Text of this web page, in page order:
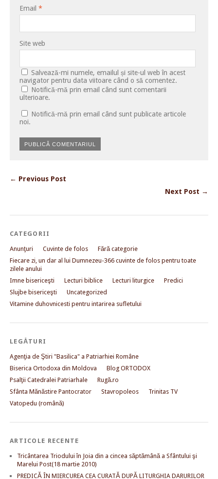
Email *
Site web
Salvează-mi numele, emailul și site-ul web în acest
navigator pentru data viitoare când o să comentez.
Notifică-mă prin email când sunt comentarii
ulterioare.
Notifică-mă prin email când sunt publicate articole
noi.
← Previous Post
Next Post →
CATEGORII
Anunţuri Cuvinte de folos
Fără categorie
Fiecare zi, un dar al lui Dumnezeu-366 cuvinte de folos pentru toate
zilele anului
Imne bisericeşti
Lecturi biblice Lecturi liturgice
Predici
Slujbe bisericeşti
Uncategorized
Vitamine duhovnicesti pentru intarirea sufletului
LEGĂTURI
Agenţia de Ştiri "Basilica" a Patriarhiei Române
Biserica Ortodoxa din Moldova
Blog ORTODOX
Psalţii Catedralei Patriarhale
Rugă.ro
Sfânta Mănăstire Pantocrator
Stavropoleos
Trinitas TV
Vatopedu (română)
ARTICOLE RECENTE
Tricântarea Triodului în Joia din a cincea săptămână a Sfântului şi
Marelui Post(18 martie 2010)
PREDICĂ ÎN MIERCUREA CEA CURATĂ DUPĂ LITURGHIA DARURILOR